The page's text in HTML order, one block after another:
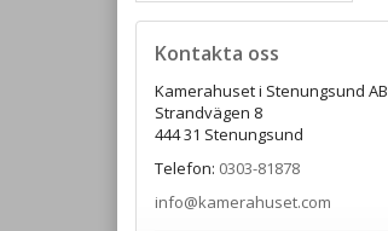
Kontakta oss
Kamerahuset i Stenungsund AB
Strandvägen 8
444 31 Stenungsund
Telefon: 0303-81878
info@kamerahuset.com